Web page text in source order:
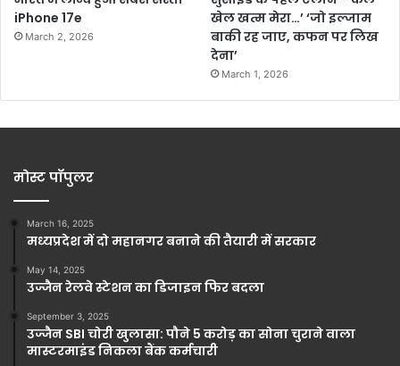
iPhone 17e
March 2, 2026
खेल खत्म मेरा…’ ‘जो इल्जाम
बाकी रह जाए, कफन पर लिख
देना’
March 1, 2026
मोस्ट पॉपुलर
March 16, 2025
मध्यप्रदेश में दो महानगर बनाने की तैयारी में सरकार
May 14, 2025
उज्जैन रेलवे स्टेशन का डिजाइन फिर बदला
September 3, 2025
उज्जैन SBI चोरी खुलासा: पौने 5 करोड़ का सोना चुराने वाला
मास्टरमाइंड निकला बैंक कर्मचारी